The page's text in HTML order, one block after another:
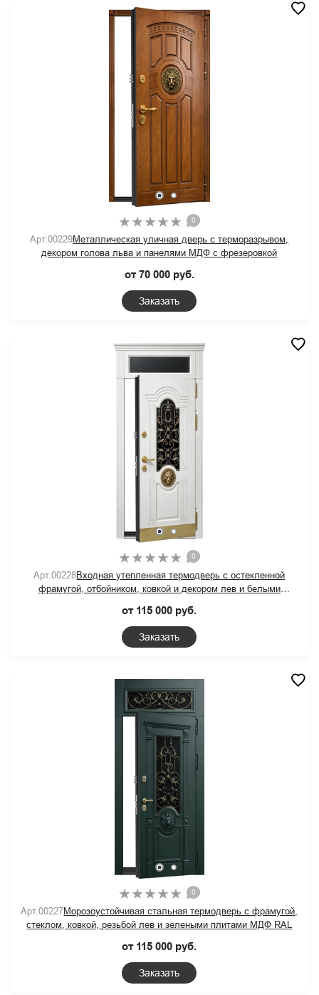
0
Арт.00229Металлическая уличная дверь с терморазрывом,
декором голова льва и панелями МДФ с фрезеровкой
от 70 000 руб.
Заказать
0
Арт.00228Входная утепленная термодверь с остекленной
фрамугой, отбойником, ковкой и декором лев и белыми
от 115 000 руб.
Заказать
0
Арт.00227Морозоустойчивая стальная термодверь с фрамугой,
стеклом, ковкой, резьбой лев и зелеными плитами МДФ RAL
от 115 000 руб.
Заказать